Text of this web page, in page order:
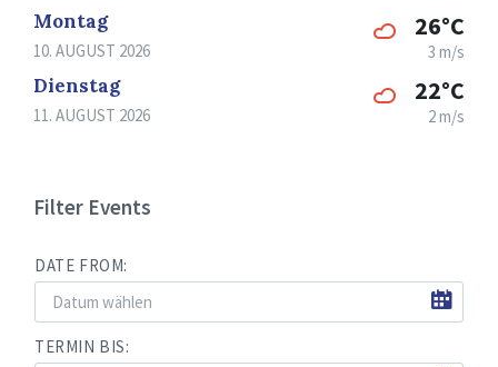
Montag
10. AUGUST 2026
26°C
3 m/s
Dienstag
11. AUGUST 2026
22°C
2 m/s
Filter Events
DATE FROM:
TERMIN BIS: